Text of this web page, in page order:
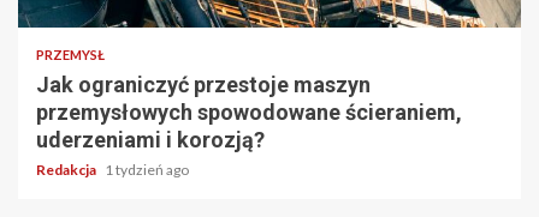
PRZEMYSŁ
Jak ograniczyć przestoje maszyn
przemysłowych spowodowane ścieraniem,
uderzeniami i korozją?
Redakcja 1 tydzień ago